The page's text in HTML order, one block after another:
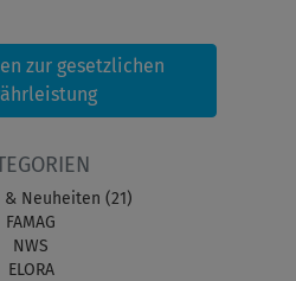
zur gesetzlichen
& Neuheiten (21)
FAMAG
NWS
ELORA